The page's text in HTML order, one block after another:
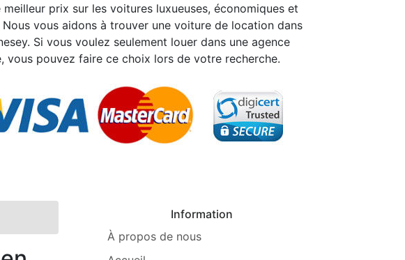
meilleur prix sur les voitures luxueuses, économiques et
Nous vous aidons à trouver une voiture de location dans
Si vous voulez seulement louer dans une agence
vous pouvez faire ce choix lors de votre recherche.
Information
À propos de nous